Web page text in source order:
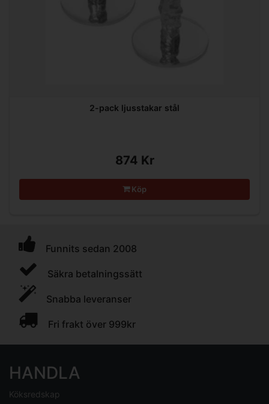
2-pack ljusstakar stål
874 Kr
Köp
Funnits sedan 2008
Säkra betalningssätt
Snabba leveranser
Fri frakt över 999kr
HANDLA
Köksredskap